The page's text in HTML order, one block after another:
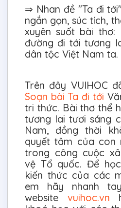
⇒ Nhan đề "Ta đi
ngắn gọn, súc tích,
xuyên suốt bài thơ:
đường đi tới tương
dân tộc Việt Nam ta.
Trên đây VUIHOC
Soạn bài Ta đi tới
tri thức. Bài thơ thể
tương lai tươi sáng
Nam, đồng thời
quyết tâm của con
trong công cuộc
vệ Tổ quốc. Để
kiến thức của các
em hãy nhanh
website vuihoc.vn